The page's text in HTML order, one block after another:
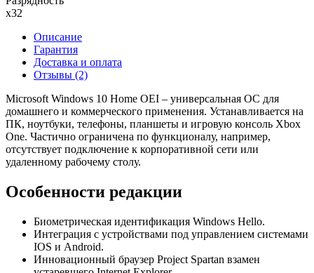
x32
Описание
Гарантия
Доставка и оплата
Отзывы (2)
Microsoft Windows 10 Home OEI – универсальная ОС для
домашнего и коммерческого применения. Устанавливается на
ПК, ноутбуки, телефоны, планшеты и игровую консоль Xbox
One. Частично ограничена по функционалу, например,
отсутствует подключение к корпоративной сети или
удаленному рабочему столу.
Особенности редакции
Биометрическая идентификация Windows Hello.
Интеграция с устройствами под управлением системами
IOS и Android.
Инновационный браузер Project Spartan взамен